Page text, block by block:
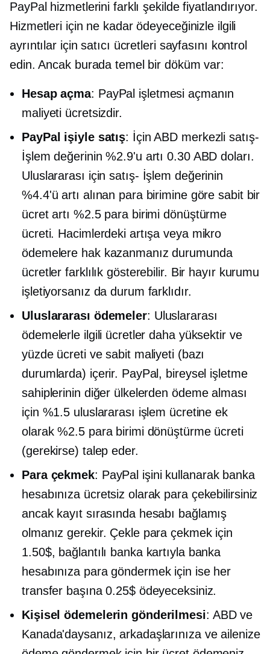
PayPal hizmetlerini farklı şekilde fiyatlandırıyor.
Hizmetleri için ne kadar ödeyeceğinizle ilgili
ayrıntılar için satıcı ücretleri sayfasını kontrol
edin. Ancak burada temel bir döküm var:
Hesap açma: PayPal işletmesi açmanın
maliyeti ücretsizdir.
PayPal işiyle satış: İçinABD merkezli satış-
İşlem değerinin %2.9'u artı 0.30 ABD doları.
Uluslararası içinsatış- İşlem değerinin
%4.4'ü artı alınan para birimine göre sabit bir
ücret artı %2.5 para birimi dönüştürme
ücreti. Hacimlerdeki artışa veya mikro
ödemelere hak kazanmanız durumunda
ücretler farklılık gösterebilir. Bir hayır kurumu
işletiyorsanız da durum farklıdır.
Uluslararası ödemeler: Uluslararası
ödemelerle ilgili ücretler daha yüksektir ve
yüzde ücreti ve sabit maliyeti (bazı
durumlarda) içerir. PayPal, bireysel işletme
sahiplerinin diğer ülkelerden ödeme alması
için %1.5 uluslararası işlem ücretine ek
olarak %2.5 para birimi dönüştürme ücreti
(gerekirse) talep eder.
Para çekmek: PayPal işini kullanarak banka
hesabınıza ücretsiz olarak para çekebilirsiniz
ancak kayıt sırasında hesabı bağlamış
olmanız gerekir. Çekle para çekmek için
1.50$, bağlantılı banka kartıyla banka
hesabınıza para göndermek için ise her
transfer başına 0.25$ ödeyeceksiniz.
Kişisel ödemelerin gönderilmesi: ABD ve
Kanada'daysanız, arkadaşlarınıza ve ailenize